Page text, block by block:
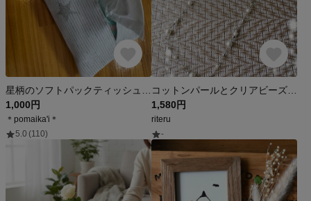
1,000円
＊pomaika'i＊
5.0 (110)
1,580円
riteru
-